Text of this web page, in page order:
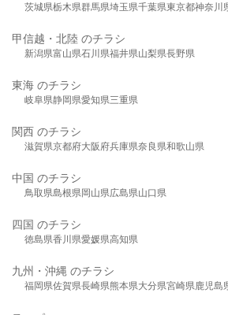
茨城県栃木県群馬県埼玉県千葉県東京都神奈川
甲信越・北陸 のチラシ
新潟県富山県石川県福井県山梨県長野県
東海 のチラシ
岐阜県静岡県愛知県三重県
関西 のチラシ
滋賀県京都府大阪府兵庫県奈良県和歌山県
中国 のチラシ
鳥取県島根県岡山県広島県山口県
四国 のチラシ
徳島県香川県愛媛県高知県
九州・沖縄 のチラシ
福岡県佐賀県長崎県熊本県大分県宮崎県鹿児島